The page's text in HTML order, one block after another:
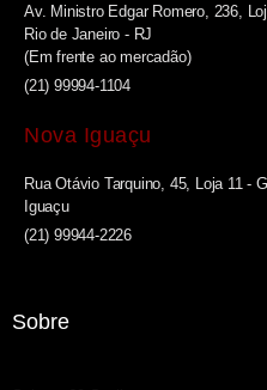
Av. Ministro Edgar Romero, 236,
Rio de Janeiro - RJ
(Em frente ao mercadão)
(21) 99994-1104
Nova Iguaçu
Rua Otávio Tarquino, 45, Loja 11 -
Iguaçu
(21) 99944-2226
Sobre